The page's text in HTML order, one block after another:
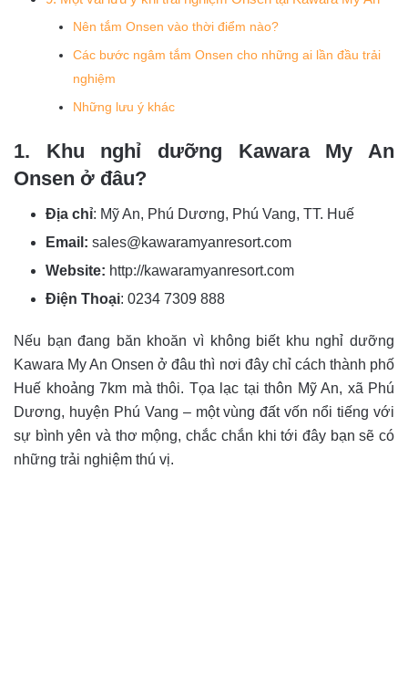
Nên tắm Onsen vào thời điểm nào?
Các bước ngâm tắm Onsen cho những ai lần đầu trải
nghiệm
Những lưu ý khác
1. Khu nghỉ dưỡng Kawara My An
Onsen ở đâu?
Địa chỉ: Mỹ An, Phú Dương, Phú Vang, TT. Huế
Email: sales@kawaramyanresort.com
Website: http://kawaramyanresort.com
Điện Thoại: 0234 7309 888
Nếu bạn đang băn khoăn vì không biết khu nghỉ dưỡng
Kawara My An Onsen ở đâu thì nơi đây chỉ cách thành phố
Huế khoảng 7km mà thôi. Tọa lạc tại thôn Mỹ An, xã Phú
Dương, huyện Phú Vang – một vùng đất vốn nổi tiếng với
sự bình yên và thơ mộng, chắc chắn khi tới đây bạn sẽ có
những trải nghiệm thú vị.